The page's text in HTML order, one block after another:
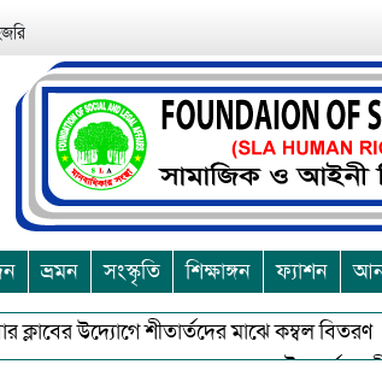
ভ্রমন সংস্কৃতি শিক্ষাঙ্গন ফ্যাশন
উদ্যোগে শীতার্তদের মাঝে কম্বল বিতরণ
বরনে কলাপাড়ায় বৌদ্ধ ধর্মাবলম্বীদের